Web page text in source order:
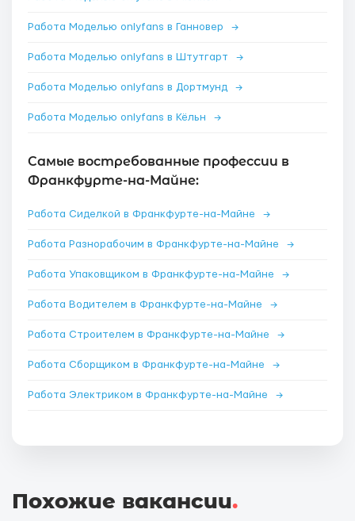
Работа Моделью onlyfans в Ганновер →
Работа Моделью onlyfans в Штутгарт →
Работа Моделью onlyfans в Дортмунд →
Работа Моделью onlyfans в Кёльн →
Самые востребованные профессии в
Франкфурте-на-Майне:
Работа Сиделкой в Франкфурте-на-Майне →
Работа Разнорабочим в Франкфурте-на-Майне →
Работа Упаковщиком в Франкфурте-на-Майне →
Работа Водителем в Франкфурте-на-Майне →
Работа Строителем в Франкфурте-на-Майне →
Работа Сборщиком в Франкфурте-на-Майне →
Работа Электриком в Франкфурте-на-Майне →
Похожие вакансии.